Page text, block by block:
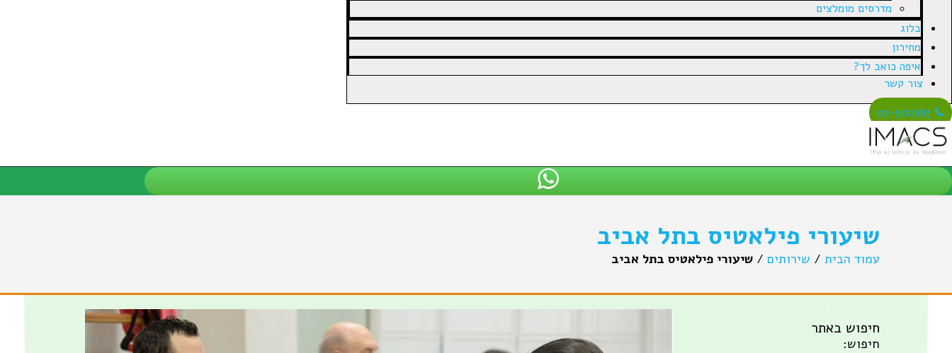
מדרסים מומלצים
בלוג
מחירון
איפה כואב לך?
צור קשר
03-5222583
שיעורי פילאטיס בתל אביב
עמוד הבית / שירותים / שיעורי פילאטיס בתל אביב
חיפוש באתר
חיפוש: